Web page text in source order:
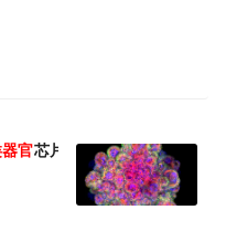
器官芯片进入爆发前夜！